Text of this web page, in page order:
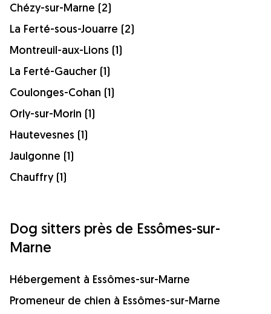
Chézy-sur-Marne (2)
La Ferté-sous-Jouarre (2)
Montreuil-aux-Lions (1)
La Ferté-Gaucher (1)
Coulonges-Cohan (1)
Orly-sur-Morin (1)
Hautevesnes (1)
Jaulgonne (1)
Chauffry (1)
Dog sitters près de Essômes-sur-
Marne
Hébergement à Essômes-sur-Marne
Promeneur de chien à Essômes-sur-Marne